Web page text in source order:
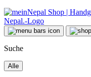
Suche
Alle